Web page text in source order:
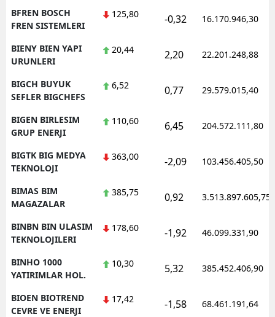
BFREN BOSCH
FREN SISTEMLERI
125,80 -0,32 16.170.946,30
BIENY BIEN YAPI
URUNLERI
20,44 2,20 22.201.248,88
BIGCH BUYUK
SEFLER BIGCHEFS
6,52 0,77 29.579.015,40
BIGEN BIRLESIM
GRUP ENERJI
110,60 6,45 204.572.111,80
BIGTK BIG MEDYA
TEKNOLOJI
363,00 -2,09 103.456.405,50
BIMAS BIM
MAGAZALAR
385,75 0,92 3.513.897.605,75
BINBN BIN ULASIM
TEKNOLOJILERI
178,60 -1,92 46.099.331,90
BINHO 1000
YATIRIMLAR HOL.
10,30 5,32 385.452.406,90
BIOEN BIOTREND
CEVRE VE ENERJI
17,42 -1,58 68.461.191,64